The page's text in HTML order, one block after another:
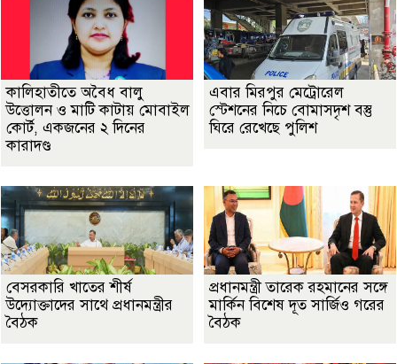
কালিহাতীতে অবৈধ বালু
উত্তোলন ও মাটি কাটায় মোবাইল
কোর্ট, একজনের ২ দিনের
কারাদণ্ড
এবার মিরপুর মেট্রোরেল
স্টেশনের নিচে বোমাসদৃশ বস্তু
ঘিরে রেখেছে পুলিশ
বেসরকারি খাতের শীর্ষ
উদ্যোক্তাদের সাথে প্রধানমন্ত্রীর
বৈঠক
প্রধানমন্ত্রী তারেক রহমানের সঙ্গে
মার্কিন বিশেষ দূত সার্জিও গরের
বৈঠক